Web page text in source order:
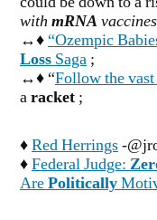
with mRNA
↔♦“Ozempic
Loss Saga ;
↔♦ “Follow the
aracket ;
♦Red Herrings-
♦Federal Judge:
ArePolitically